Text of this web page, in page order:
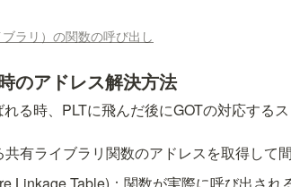
ラリ）の関数の呼び出し
のアドレス解決方法
る時、PLTに飛んだ後にGOTの対応する
有ライブラリ関数のアドレスを取得して